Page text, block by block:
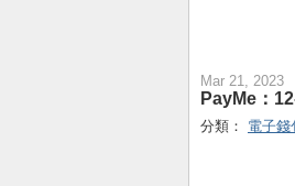
Mar 21, 2023
PayMe：
分類： 電子錢